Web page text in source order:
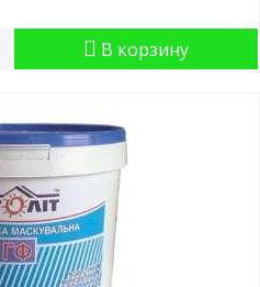
В корзину